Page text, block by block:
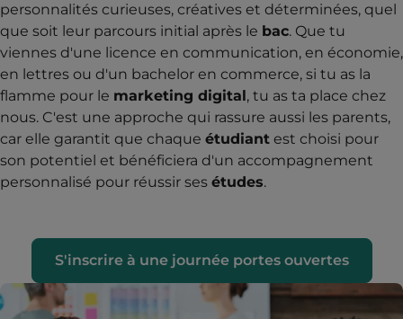
personnalités curieuses, créatives et déterminées, quel
que soit leur parcours initial après le bac. Que tu
viennes d'une licence en communication, en économie,
en lettres ou d'un bachelor en commerce, si tu as la
flamme pour le marketing digital , tu as ta place chez
nous. C'est une approche qui rassure aussi les parents,
car elle garantit que chaque étudiant est choisi pour
son potentiel et bénéficiera d'un accompagnement
personnalisé pour réussir ses études.
S'inscrire à une journée portes ouvertes